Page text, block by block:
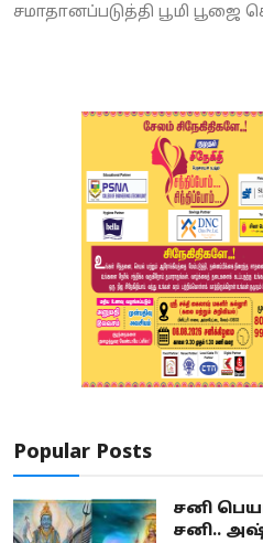
Weather
சமாதானப்படுத்தி பூமி பூஜை
Popular Posts
சனி
சனி..